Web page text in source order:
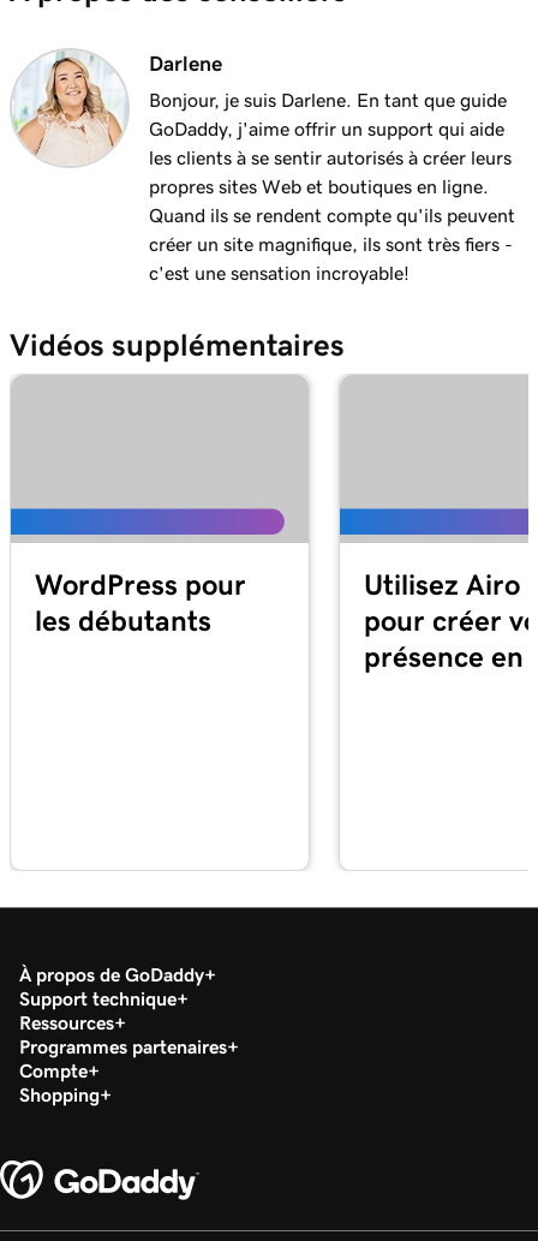
Leçon 10 (de 37)
Outlook sur Mac
Leçon 11 (de 37)
Ajouter ma messagerie Microsoft 365 à Apple
Mail sur Mac
53s
Leçon 12 (de 37)
Ajouter mon email Microsoft 365 à Outlook
Leçon 13 (de 37)
Ajouter ma messagerie Microsoft 365 à Apple
1m 48s
application de messagerie sur Android
Créer ma signature mail dans Microsoft 365
59s
Visite du tableau de bord Messagerie / Office
1m 55s
Authenticator
Leçon 20 (de 37)
Activer ou désactiver l’authentification
multifacteur (MFA - multi-factor
authentication)
Transférer mon email Microsoft 365
Darlene
Bonjour, je suis Darlene. En tant que guide
GoDaddy, j'aime offrir un support qui aide
les clients à se sentir autorisés à créer leurs
propres sites Web et boutiques en ligne.
Quand ils se rendent compte qu'ils peuvent
créer un site magnifique, ils sont très fiers -
c'est une sensation incroyable!
Vidéos supplémentaires
WordPress pour
les débutants
Utilisez Airo
pour créer
présence en
À propos de GoDaddy
Support technique
Ressources
Programmes partenaires
Compte
Shopping